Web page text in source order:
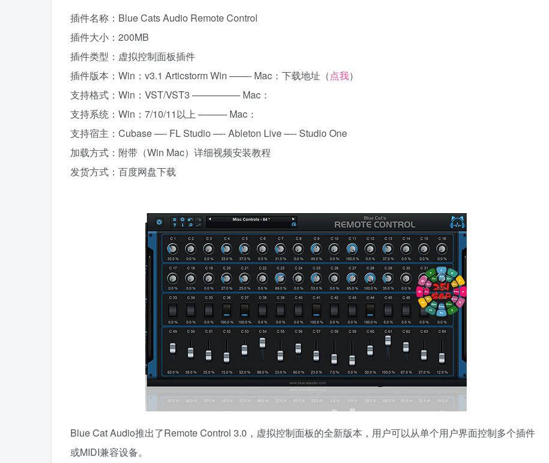
插件名称：Blue Cats Audio Remote Control
插件大小：200MB
插件类型：虚拟控制面板插件
插件版本：Win：v3.1 Articstorm Win ——- Mac：下载地址（点我）
支持格式：Win：VST/VST3 ————— Mac：
支持系统：Win：7/10/11以上 ——— Mac：
支持宿主：Cubase —- FL Studio —- Ableton Live —- Studio One
加载方式：附带（Win Mac）详细视频安装教程
发货方式：百度网盘下载
Blue Cat Audio推出了Remote Control 3.0，虚拟控制面板的全新版本，用户可以从单个用户界面控制多个插件
或MIDI兼容设备。